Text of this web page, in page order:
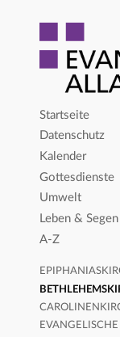
Startseite
Datenschutz
Kalender
Gottesdienste
Umwelt
Leben & Segen
A-Z